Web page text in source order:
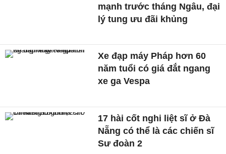
mạnh trước tháng Ngâu, đại
lý tung ưu đãi khủng
Xe đạp máy Pháp hơn 60
năm tuổi có giá đắt ngang
xe ga Vespa
17 hài cốt nghi liệt sĩ ở Đà
Nẵng có thể là các chiến sĩ
Sư đoàn 2